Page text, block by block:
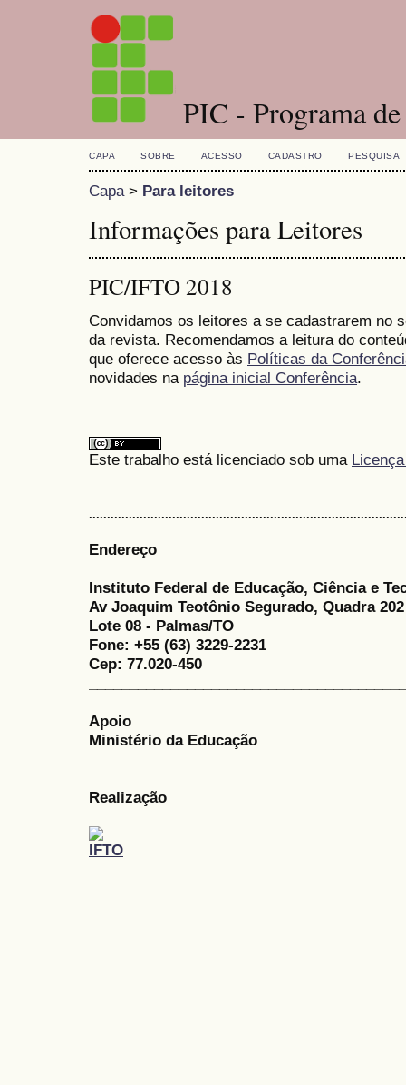
PIC - Programa
CAPA SOBRE ACESSO CADASTRO PESQUISA
Capa> Para leitores
Informações para Leitores
PIC/IFTO 2018
Convidamos os leitores a se cadastrarem no
da revista. Recomendamos a leitura do
que oferece acesso às Políticas da
novidades na página inicial Conferência.
Este trabalho está licenciado sob uma
Endereço
Instituto Federal de Educação, Ciência e
Av Joaquim Teotônio Segurado, Quadra
Lote 08 - Palmas/TO
Fone: +55 (63) 3229-2231
Cep: 77.020-450
Apoio
Ministério da Educação
Realização